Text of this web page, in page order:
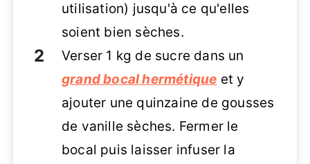
utilisation) jusqu'à ce qu'elles
soient bien sèches.
Verser 1 kg de sucre dans un
grand bocal hermétique et y
ajouter une quinzaine de gousses
de vanille sèches. Fermer le
bocal puis laisser infuser la